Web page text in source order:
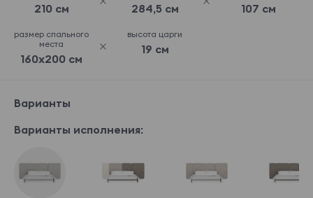
210 см 284,5 см 107 см
размер спального
места
160x200 см
высота царги
19 см
Варианты
Варианты исполнения: